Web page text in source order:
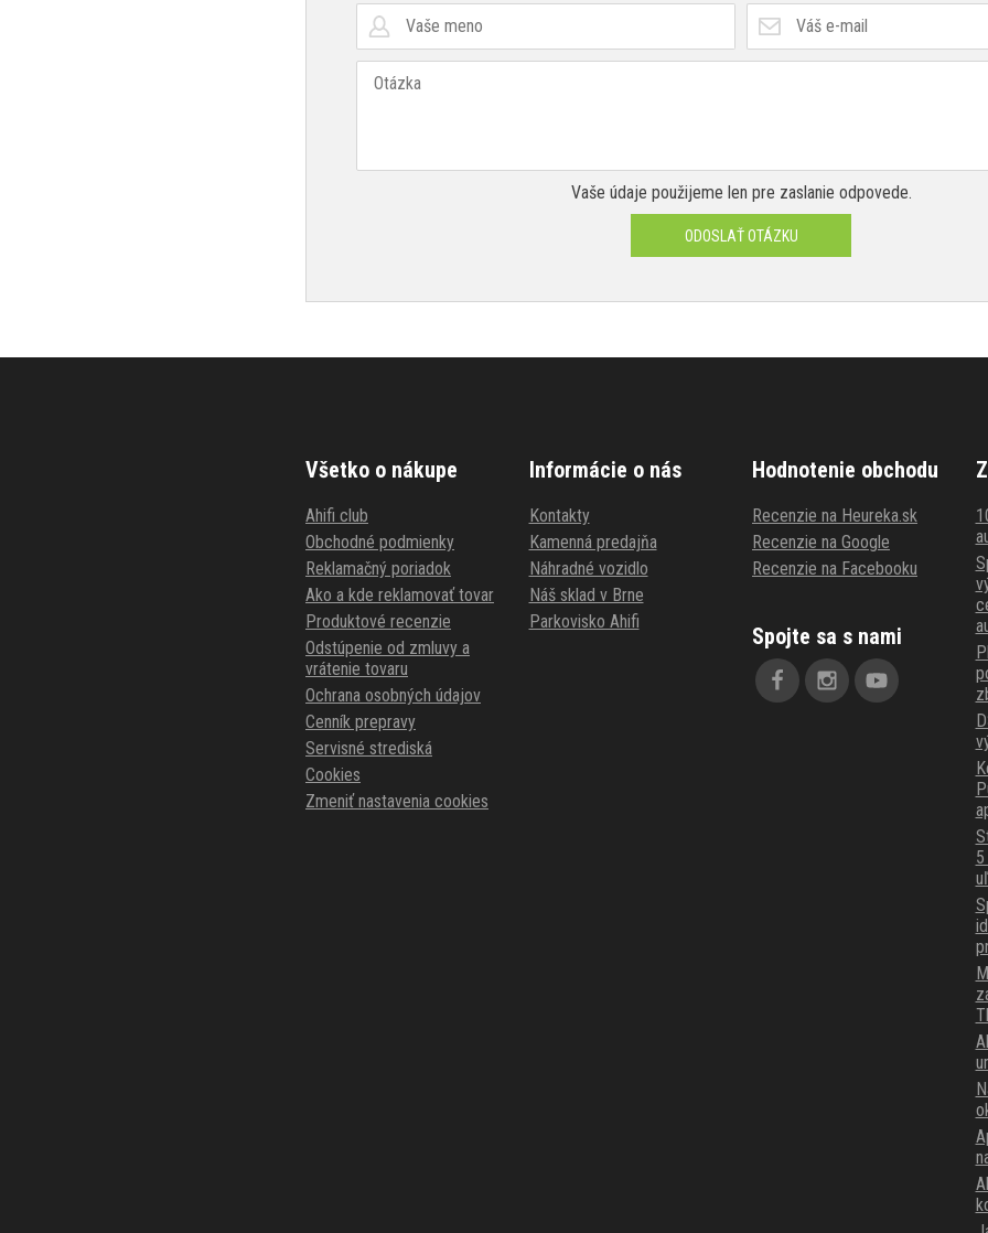
Vaše údaje použijeme len pre zaslanie odpovede.
ODOSLAŤ OTÁZKU
Všetko o nákupe
Ahifi club
Obchodné podmienky
Reklamačný poriadok
Ako a kde reklamovať tovar
Produktové recenzie
Odstúpenie od zmluvy a
vrátenie tovaru
Ochrana osobných údajov
Cenník prepravy
Servisné strediská
Cookies
Zmeniť nastavenia cookies
Informácie o nás
Kontakty
Kamenná predajňa
Náhradné vozidlo
Náš sklad v Brne
Parkovisko Ahifi
Hodnotenie obchodu
Recenzie na Heureka.sk
Recenzie na Google
Recenzie na Facebooku
Spojte sa s nami